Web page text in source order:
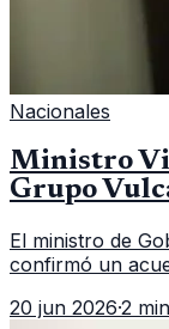
Nacionales
Ministro
Grupo
El ministro de
confirmó un
fallido con la
20 jun 2026·2